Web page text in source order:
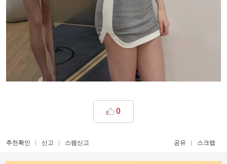
0
추천확인 신고 스팸신고 공유 스크랩